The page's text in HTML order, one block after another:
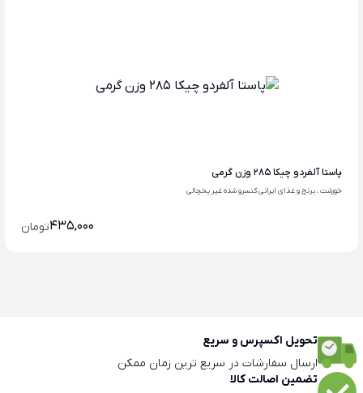
پاستا آلفردو چیکا 285 وزن گرمی
خورشت ، برنج و غذای ایرانی کنسرو شده غیر یخچالی
435,000تومان
تحویل اکسپرس و سریع
ارسال سفارشات در سریع ترین زمان ممکن
تضمین اصالت کالا